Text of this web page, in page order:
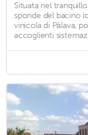
Situata nel
sponde del bacino
vinicola di Pálava,
accoglienti